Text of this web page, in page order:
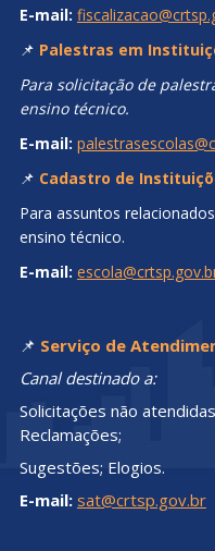
E-mail:
📌 Palestras em
Para solicitação de
ensino técnico.
E-mail:
📌 Cadastro de
Para assuntos
ensino técnico.
E-mail:
📌 Serviço de
Canal destinado a:
Solicitações não
Reclamações;
Sugestões; Elogios.
E-mail: sat@crtsp.gov.br